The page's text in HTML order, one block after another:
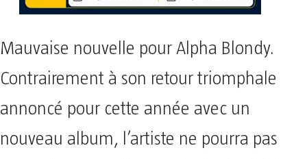
Mauvaise nouvelle pour Alpha Blondy.
Contrairement à son retour triomphale
annoncé pour cette année avec un
nouveau album, l’artiste ne pourra pas